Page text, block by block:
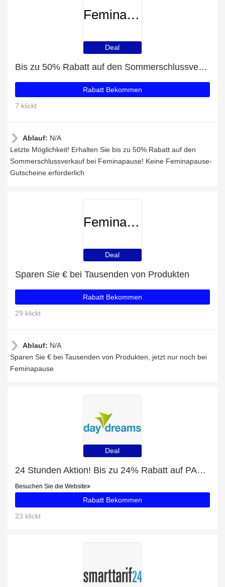
Feminapause
Deal
Bis zu 50% Rabatt auf den Sommerschlussverkauf
Rabatt Bekommen
7 klickt
Ablauf: N/A
Letzte Möglichkeit! Erhalten Sie bis zu 50% Rabatt auf den
Sommerschlussverkauf bei Feminapause! Keine Feminapause-
Gutscheine erforderlich
Feminapause
Deal
Sparen Sie € bei Tausenden von Produkten
Rabatt Bekommen
29 klickt
Ablauf: N/A
Sparen Sie € bei Tausenden von Produkten, jetzt nur noch bei
Feminapause
Deal
24 Stunden Aktion! Bis zu 24% Rabatt auf PARK HOTEL FASANERIE NEUSTRELITZ
Besuchen Sie die Website
Rabatt Bekommen
23 klickt